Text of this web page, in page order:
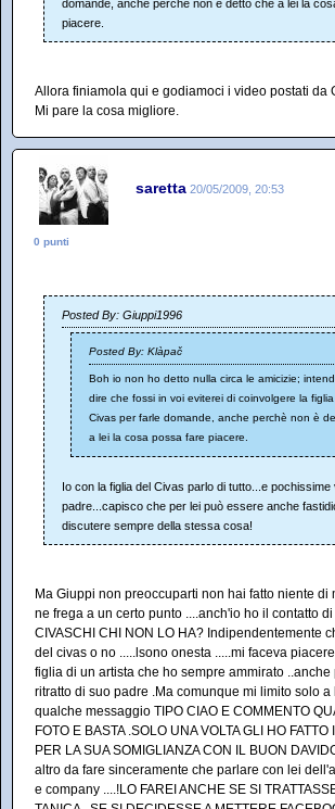
domande, anche perchè non è detto che a lei la
piacere.
Allora finiamola qui e godiamoci i video postati da
Mi pare la cosa migliore.
saretta 20/05/2009, 20:53
0 punti
Posted By: Giuppi1996
Posted By: Klàpač
Boh io non ho detto nulla circa le amicizie;
dire che fossi in voi eviterei di coinvolgere la
Civas per farle domande, anche perchè non è
a lei la cosa possa fare piacere.
Io con la figlia del Civas parlo di tutto...e pochissime
padre...capisco che per lei può essere anche
discutere sempre della stessa cosa!
Ma Giuppi non preoccuparti non hai fatto niente di
ne frega a un certo punto ....anch'io ho il contatto
CIVASCHI CHI NON LO HA? Indipendentemente
del civas o no .....lsono onesta .....mi faceva
figlia di un artista che ho sempre ammirato ..anche
ritratto di suo padre .Ma comunque mi limito solo a
qualche messaggio TIPO CIAO E COMMENTO
FOTO E BASTA .SOLO UNA VOLTA GLI HO FATTO
PER LA SUA SOMIGLIANZA CON IL BUON
altro da fare sinceramente che parlare con lei
e company ....!LO FAREI ANCHE SE SI